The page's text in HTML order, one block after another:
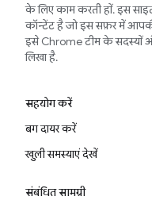
के लिए काम करती हों. इस साइट
कॉन्टेंट है जो इस सफ़र में
इसे Chrome टीम के सदस्यों और
लिखा है.
सहयोग करें
बग दायर करें
खुली समस्याएं देखें
संबंधित सामग्री